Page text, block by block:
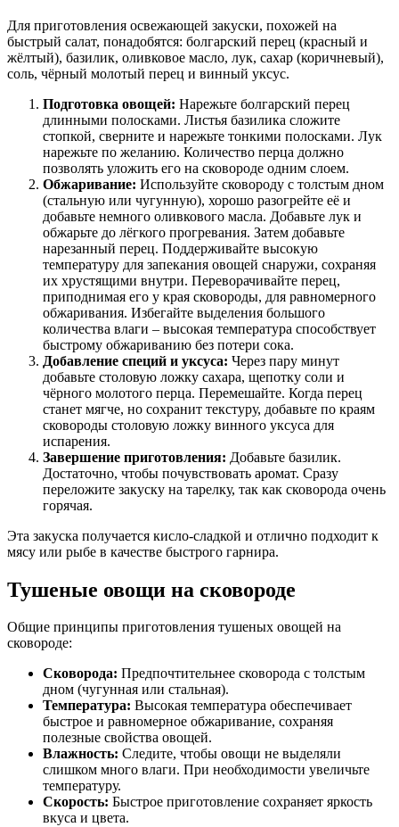
Для приготовления освежающей закуски, похожей на
быстрый салат, понадобятся: болгарский перец (красный и
жёлтый), базилик, оливковое масло, лук, сахар (коричневый),
соль, чёрный молотый перец и винный уксус.
Подготовка овощей: Нарежьте болгарский перец
длинными полосками. Листья базилика сложите
стопкой, сверните и нарежьте тонкими полосками. Лук
нарежьте по желанию. Количество перца должно
позволять уложить его на сковороде одним слоем.
Обжаривание: Используйте сковороду с толстым дном
(стальную или чугунную), хорошо разогрейте её и
добавьте немного оливкового масла. Добавьте лук и
обжарьте до лёгкого прогревания. Затем добавьте
нарезанный перец. Поддерживайте высокую
температуру для запекания овощей снаружи, сохраняя
их хрустящими внутри. Переворачивайте перец,
приподнимая его у края сковороды, для равномерного
обжаривания. Избегайте выделения большого
количества влаги – высокая температура способствует
быстрому обжариванию без потери сока.
Добавление специй и уксуса: Через пару минут
добавьте столовую ложку сахара, щепотку соли и
чёрного молотого перца. Перемешайте. Когда перец
станет мягче, но сохранит текстуру, добавьте по краям
сковороды столовую ложку винного уксуса для
испарения.
Завершение приготовления: Добавьте базилик.
Достаточно, чтобы почувствовать аромат. Сразу
переложите закуску на тарелку, так как сковорода очень
горячая.
Эта закуска получается кисло-сладкой и отлично подходит к
мясу или рыбе в качестве быстрого гарнира.
Тушеные овощи на сковороде
Общие принципы приготовления тушеных овощей на
сковороде:
Сковорода: Предпочтительнее сковорода с толстым
дном (чугунная или стальная).
Температура: Высокая температура обеспечивает
быстрое и равномерное обжаривание, сохраняя
полезные свойства овощей.
Влажность: Следите, чтобы овощи не выделяли
слишком много влаги. При необходимости увеличьте
температуру.
Скорость: Быстрое приготовление сохраняет яркость
вкуса и цвета.